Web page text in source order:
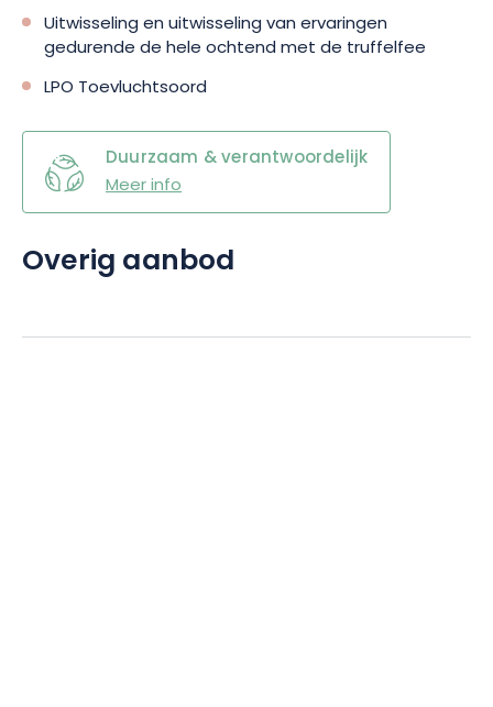
Uitwisseling en uitwisseling van ervaringen
gedurende de hele ochtend met de truffelfee
LPO Toevluchtsoord
Duurzaam & verantwoordelijk
Meer info
Overig aanbod